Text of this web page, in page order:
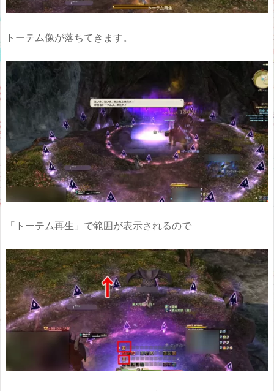
トーテム像が落ちてきます。
「トーテム再生」で範囲が表示されるので